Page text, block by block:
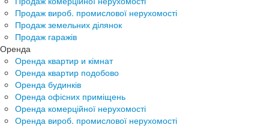
Продаж вироб. промислової нерухомості
Продаж земельних ділянок
Продаж гаражів
Оренда
Оренда квартир и кімнат
Оренда квартир подобово
Оренда будинків
Оренда офісних приміщень
Оренда комерційної нерухомості
Оренда вироб. промислової нерухомості